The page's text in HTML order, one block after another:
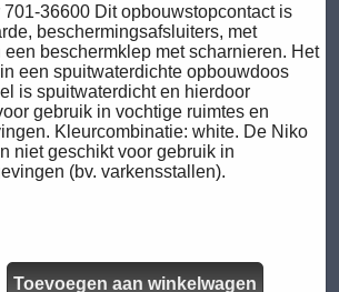
36600 Dit opbouwstopcontact is
beschermingsafsluiters, met
beschermklep met scharnieren. Het
een spuitwaterdichte opbouwdoos
is spuitwaterdicht en hierdoor
gebruik in vochtige ruimtes en
Kleurcombinatie: white. De Niko
niet geschikt voor gebruik in
(bv. varkensstallen).